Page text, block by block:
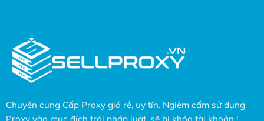
Chuyên cung Cấp Proxy giá rẻ, uy tín. Ngiêm cấm sử dụng